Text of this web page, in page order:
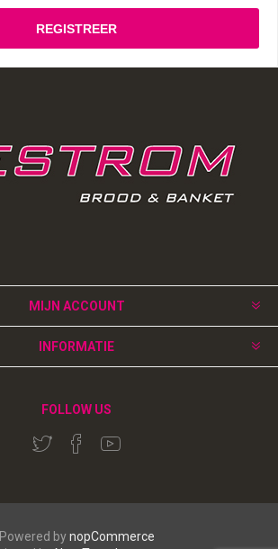
MIJN ACCOUNT
INFORMATIE
FOLLOW US
Powered bynopCommerce